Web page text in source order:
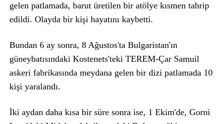
gelen patlamada, barut üretilen bir atölye kısmen tahrip
edildi. Olayda bir kişi hayatını kaybetti.
Bundan 6 ay sonra, 8 Ağustos'ta Bulgaristan'ın
güneybatısındaki Kostenets'teki TEREM-Çar Samuil
askeri fabrikasında meydana gelen bir dizi patlamada 10
kişi yaralandı.
İki aydan daha kısa bir süre sonra ise, 1 Ekim'de, Gorni